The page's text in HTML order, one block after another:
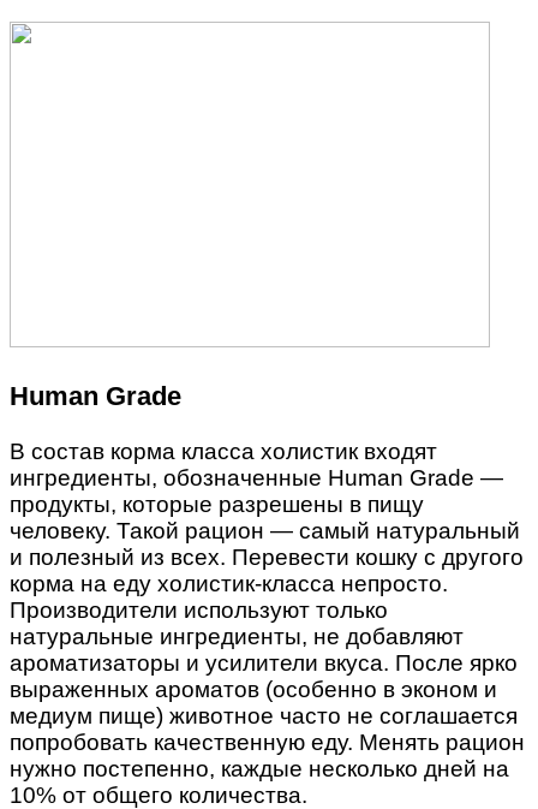
Human Grade
В состав корма класса холистик входят
ингредиенты, обозначенные Human Grade —
продукты, которые разрешены в пищу
человеку. Такой рацион — самый натуральный
и полезный из всех. Перевести кошку с другого
корма на еду холистик-класса непросто.
Производители используют только
натуральные ингредиенты, не добавляют
ароматизаторы и усилители вкуса. После ярко
выраженных ароматов (особенно в эконом и
медиум пище) животное часто не соглашается
попробовать качественную еду. Менять рацион
нужно постепенно, каждые несколько дней на
10% от общего количества.